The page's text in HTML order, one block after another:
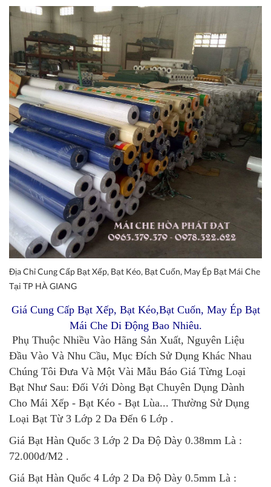
Địa Chỉ Cung Cấp Bạt Xếp, Bạt Kéo, Bạt Cuốn, May Ép Bạt Mái Che
Tại TP HÀ GIANG
Giá Cung Cấp Bạt Xếp, Bạt Kéo,Bạt Cuốn, May Ép Bạt
Mái Che Di Động Bao Nhiêu.
Phụ Thuộc Nhiều Vào Hãng Sản Xuất, Nguyên Liệu
Đầu Vào Và Nhu Cầu, Mục Đích Sử Dụng Khác Nhau
Chúng Tôi Đưa Và Một Vài Mẫu Báo Giá Từng Loại
Bạt Như Sau: Đối Với Dòng Bạt Chuyên Dụng Dành
Cho Mái Xếp - Bạt Kéo - Bạt Lùa... Thường Sử Dụng
Loại Bạt Từ 3 Lớp 2 Da Đến 6 Lớp .
Giá Bạt Hàn Quốc 3 Lớp 2 Da Độ Dày 0.38mm Là :
72.000đ/M2 .
Giá Bạt Hàn Quốc 4 Lớp 2 Da Độ Dày 0.5mm Là :